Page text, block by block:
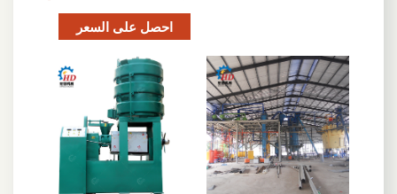
احصل على السعر